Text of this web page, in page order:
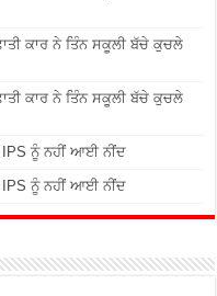
ਕਾਰ ਨੇ ਤਿੰਨ ਸਕੂਲੀ ਬੱਚੇ ਕੁਚਲੇ
ਕਾਰ ਨੇ ਤਿੰਨ ਸਕੂਲੀ ਬੱਚੇ ਕੁਚਲੇ
IPS ਨੂੰ ਨਹੀਂ ਆਈ ਨੀਂਦ
IPS ਨੂੰ ਨਹੀਂ ਆਈ ਨੀਂਦ